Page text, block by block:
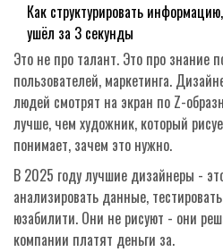
Как структурировать
ушёл за 3 секунды
Это не про талант. Это про знание
пользователей, маркетинга.
людей смотрят на экран по Z-
лучше, чем художник, который
понимает, зачем это нужно.
В 2025 году лучшие дизайнеры -
анализировать данные,
юзабилити. Они не рисуют - они
компании платят деньги за.